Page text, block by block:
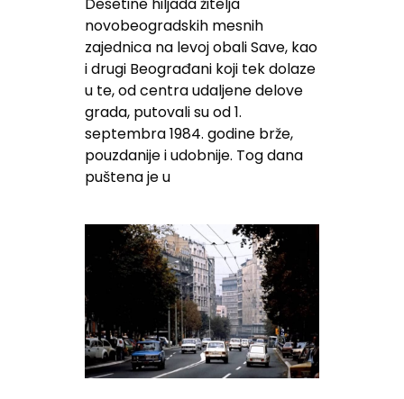
novobeogradskih mesnih
zajednica na levoj obali Save, kao
i drugi Beograđani koji tek dolaze
u te, od centra udaljene delove
grada, putovali su od 1.
septembra 1984. godine brže,
pouzdanije i udobnije. Tog dana
puštena je u